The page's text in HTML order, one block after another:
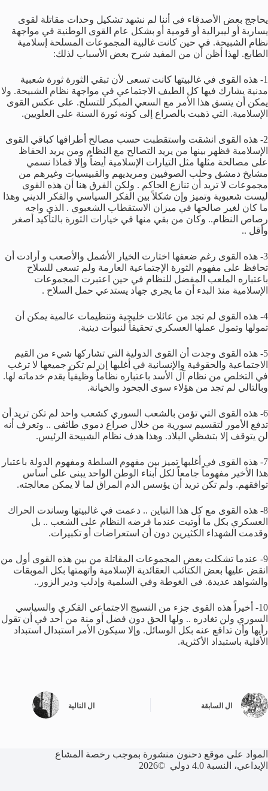
يحاجج بعض الأصدقاء في أننا لم نشهد تشكيل وحدات مقاتلة لقوى
يسارية أو ليبرالية أو قومية أو بشكل عام القوى الوطنية في مواجهة
نظام الشبيحة. في حين كانت غالبية المجموعات المسلحة إسلامية
الطابع. لهذا أظن أن من المفيد شرح بعض الأسباب لذلك:
1- هذه القوى في غالبيتها كانت تسعى لأن تبقي الثورة ثورة شعبية
مدنية يشارك فيها كل الطيف الاجتماعي في مواجهة نظام الشبيحة. ولا
يمكن أن يتسق هذا الأمر مع السعي المبكر للتسلح. على عكس القوى
الإسلامية. التي ذهبت بالصراع إلى كونه ثورة السنة على العلويين.
2- هذه القوى انشقت واستقطبت حسب مصالح أطرافها كباقي القوى
الإسلامية فظهر بينها من يريد التصالح مع النظام ومن يريد الحفاظ
على مصالحة مثلها مثل التيارات الإسلامية أيضاً وإلا فماذا نسمي
مشايخ دمشق وحلب الصوفيين ومريديهم والقبيسيات وغيرهم من
مجموعات لا تريد أن تنازع الحاكم . ولكن الفرق هنا أن هذه القوى
ليست شعبوية وتميز وإن شكلاً بين الفكر السياسي والفكر الديني وهذا
ما كان لغير صالحها في ميزان الاستقطاب الشعبوي . الذي واجه
رصاص النظام.. وكان من بقي منها في خيارات الثورة بالتأكيد أصغر
وأقل ..
3- هذه القوى رغم ضعفها اختارت الخيار الأشمل والأصعب و أرادت أن
تحافظ على مفهوم الثورة الإجتماعية العارمة ولم تسعى للسلاح
باعتباره الملعب المفضل للنظام في حين اعتبرت المجموعات
الإسلامية منذ البدء أن ما يجري جهاد يستدعي حمل السلاح .
4- هذه القوى لم تجد من عائلات خليجية وتنظيمات عالمية يمكن أن
تمولها وتمول عملها العسكري تحقيقاً لنبوأت دينية.
5- هذه القوى وجدت أن القوى الدولية التي تشاركها شيء من القيم
الاجتماعية والحقوقية والإنسانية في أغلبها إن لم تكن جميعها لا ترغب
في التخلص من نظام آل الأسد باعتباره نظاماً وظيفياً يقدم خدماته لها.
وبالتالي لم تجد من هؤلاء سوى الجحود والخيانة.
6- هذه القوى التي تؤمن بالشعب السوري كشعب واحد لم تكن تريد أن
تدفع الأمور لتقسيم سورية من خلال صراع دموي طائفي .. وتعرف أنه
لن يتوقف إلا بتشظي البلاد. وهذا هدف نظام الشبيحة الرئيس.
7- هذه القوى في أغلبها تميز بين مفهوم السلطة ومفهوم الدولة باعتبار
هذا الأخير مفهوماً جامعاً لكل أبناء الوطن الواحد يبنى على أساس
توافقهم. ولم تكن تريد أن يؤسس الدم المراق لما لا يمكن معالجته.
8- هذه القوى مع كل هذا التباين .. دعمت في غالبيتها وساندت الحراك
العسكري بكل ما أوتيت عندما فرضه النظام على الشعب .. بل
وقدمت الشهداء الكثيرين دون أن استعراضات أو تكبيرات.
9- عندما تشكلت بعض المجموعات المقاتلة من بين هذه القوى أول من
انقض عليها بعض الكتائب العقائدية الإسلامية واتهمتها بكل الموبقات
والشواهد عديدة. في الغوطة وفي السلمية وإدلب ودير الزور..
10- أخيراً هذه القوى جزء من النسيج الاجتماعي الفكري والسياسي
السوري ولن تغادره .. ولها الحق دون فضل أو منة من أحد في أن تقول
رأيها وأن تدافع عنه بكل الوسائل. وإلا سيكون الأمر استبدال استبداد
الأقلية باستبداد الأكثرية.
ال السابقة ال التالية
المواد على موقع دحنون منشورة بموجب رخصة المشاع
الإبداعي، النسبة 4.0 دولي ©2026